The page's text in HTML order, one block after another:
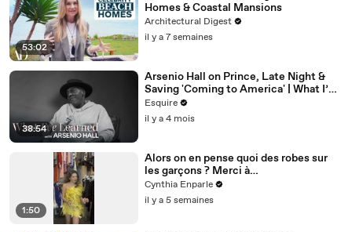
53:02
Homes & Coastal Mansions
Architectural Digest
il y a 7 semaines
38:54
Arsenio Hall on Prince, Late Night &
Saving 'Coming to America' | What I’ve
Learned | Esquire
Esquire
il y a 4 mois
1:50
Alors on en pense quoi des robes sur
les garçons ? Merci à
@studio_paillette prêt*
Cynthia Enparle
il y a 5 semaines